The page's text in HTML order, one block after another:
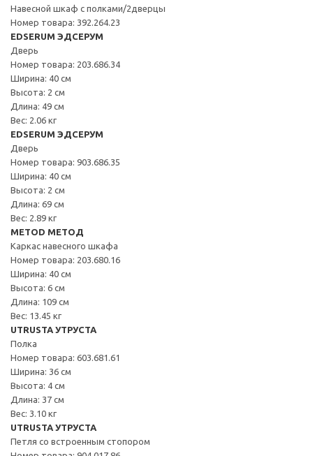
Навесной шкаф с полками/2дверцы
Номер товара: 392.264.23
EDSERUM ЭДСЕРУМ
Дверь
Номер товара: 203.686.34
Ширина: 40 см
Высота: 2 см
Длина: 49 см
Вес: 2.06 кг
EDSERUM ЭДСЕРУМ
Дверь
Номер товара: 903.686.35
Ширина: 40 см
Высота: 2 см
Длина: 69 см
Вес: 2.89 кг
METOD МЕТОД
Каркас навесного шкафа
Номер товара: 203.680.16
Ширина: 40 см
Высота: 6 см
Длина: 109 см
Вес: 13.45 кг
UTRUSTA УТРУСТА
Полка
Номер товара: 603.681.61
Ширина: 36 см
Высота: 4 см
Длина: 37 см
Вес: 3.10 кг
UTRUSTA УТРУСТА
Петля со встроенным стопором